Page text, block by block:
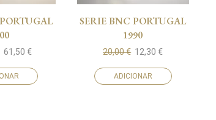
61,50€
SERIE BNC PORTUGAL
1990
20,00€ 12,30€
ADICIONAR